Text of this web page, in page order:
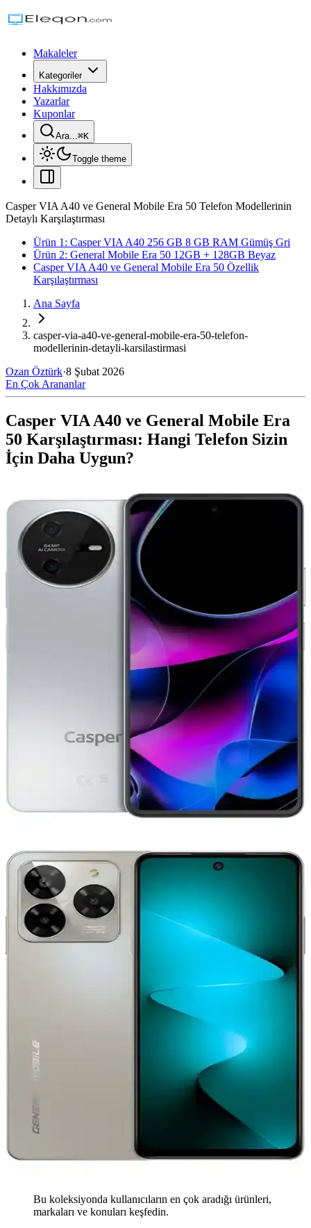
Makaleler
Kategoriler
Hakkımızda
Yazarlar
Kuponlar
Ara...⌘K
Toggle theme
Casper VIA A40 ve General Mobile Era 50 Telefon Modellerinin
Detaylı Karşılaştırması
Ürün 1: Casper VIA A40 256 GB 8 GB RAM Gümüş Gri
Ürün 2: General Mobile Era 50 12GB + 128GB Beyaz
Casper VIA A40 ve General Mobile Era 50 Özellik
Karşılaştırması
Ana Sayfa
casper-via-a40-ve-general-mobile-era-50-telefon-
modellerinin-detayli-karsilastirmasi
Ozan Öztürk·8 Şubat 2026
En Çok Arananlar
Casper VIA A40 ve General Mobile Era
50 Karşılaştırması: Hangi Telefon Sizin
İçin Daha Uygun?
Bu koleksiyonda kullanıcıların en çok aradığı ürünleri,
markaları ve konuları keşfedin.